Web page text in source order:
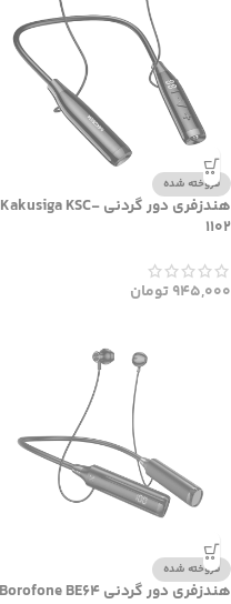
فروخته شده
هندزفری دور گردنی Kakusiga KSC-
1102
945,000تومان
فروخته شده
هندزفری دور گردنی Borofone BE64